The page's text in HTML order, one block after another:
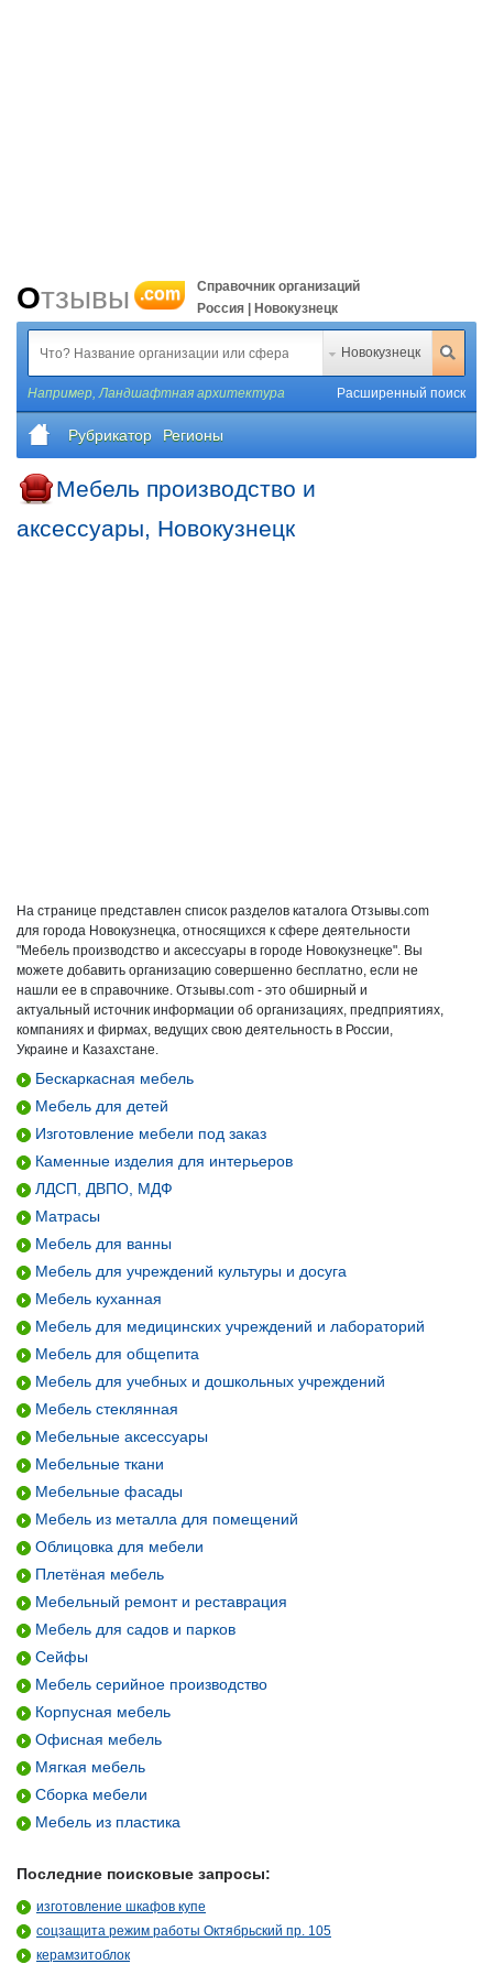
Отзывы .com
Справочник организаций
Россия | Новокузнецк
Новокузнецк
Например,Ландшафтная архитектура Расширенный поиск
Рубрикатор Регионы
Мебель производство и
аксессуары, Новокузнецк
На странице представлен список разделов каталога Отзывы.com
для города Новокузнецка, относящихся к сфере деятельности
"Мебель производство и аксессуары в городе Новокузнецке". Вы
можете добавить организацию совершенно бесплатно, если не
нашли ее в справочнике. Отзывы.com - это обширный и
актуальный источник информации об организациях, предприятиях,
компаниях и фирмах, ведущих свою деятельность в России,
Украине и Казахстане.
Бескаркасная мебель
Мебель для детей
Изготовление мебели под заказ
Каменные изделия для интерьеров
ЛДСП, ДВПО, МДФ
Матрасы
Мебель для ванны
Мебель для учреждений культуры и досуга
Мебель куханная
Мебель для медицинских учреждений и лабораторий
Мебель для общепита
Мебель для учебных и дошкольных учреждений
Мебель стеклянная
Мебельные аксессуары
Мебельные ткани
Мебельные фасады
Мебель из металла для помещений
Облицовка для мебели
Плетёная мебель
Мебельный ремонт и реставрация
Мебель для садов и парков
Сейфы
Мебель серийное производство
Корпусная мебель
Офисная мебель
Мягкая мебель
Сборка мебели
Мебель из пластика
Последние поисковые запросы:
изготовление шкафов купе
соцзащита режим работы Октябрьский пр. 105
керамзитоблок